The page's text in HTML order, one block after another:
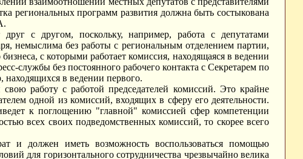
региональных программ развития должна быть состыкована
с другом, поскольку, например, работа с депутатами
немыслима без работы с региональным отделением партии,
с которыми работает комиссия, находящаяся в ведении
службы без постоянного рабочего контакта с Секретарем по
находящихся в ведении первого.
работу с работой председателей комиссий. Это крайне
одной из комиссий, входящих в сферу его деятельности.
к поглощению "главной" комиссией сфер компетенции
всех своих подведомственных комиссий, то скорее всего
и должен иметь возможность воспользоваться помощью
для горизонтального сотрудничества чрезвычайно велика